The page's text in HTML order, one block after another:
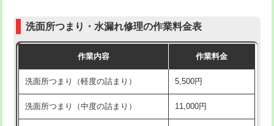
モルタル補修（厚さ10㎝まで） 27,500円
モルタル補修（厚さ10㎝超え） 38,500円
洗面台設置 38,500円
（P/S/ポップアップ））
交換・取付（その他部品） 11,000円+材料費
持込商品取付（単水栓） 13,200円
持込商品取付（混合水栓） 16,500円
持込商品取付（浄水器・分岐水栓） 16,500円
洗面所つまり・水漏れ修理の作業料金表
作業内容 作業料金
洗面所つまり（軽度の詰まり） 5,500円
洗面所つまり（中度の詰まり） 11,000円